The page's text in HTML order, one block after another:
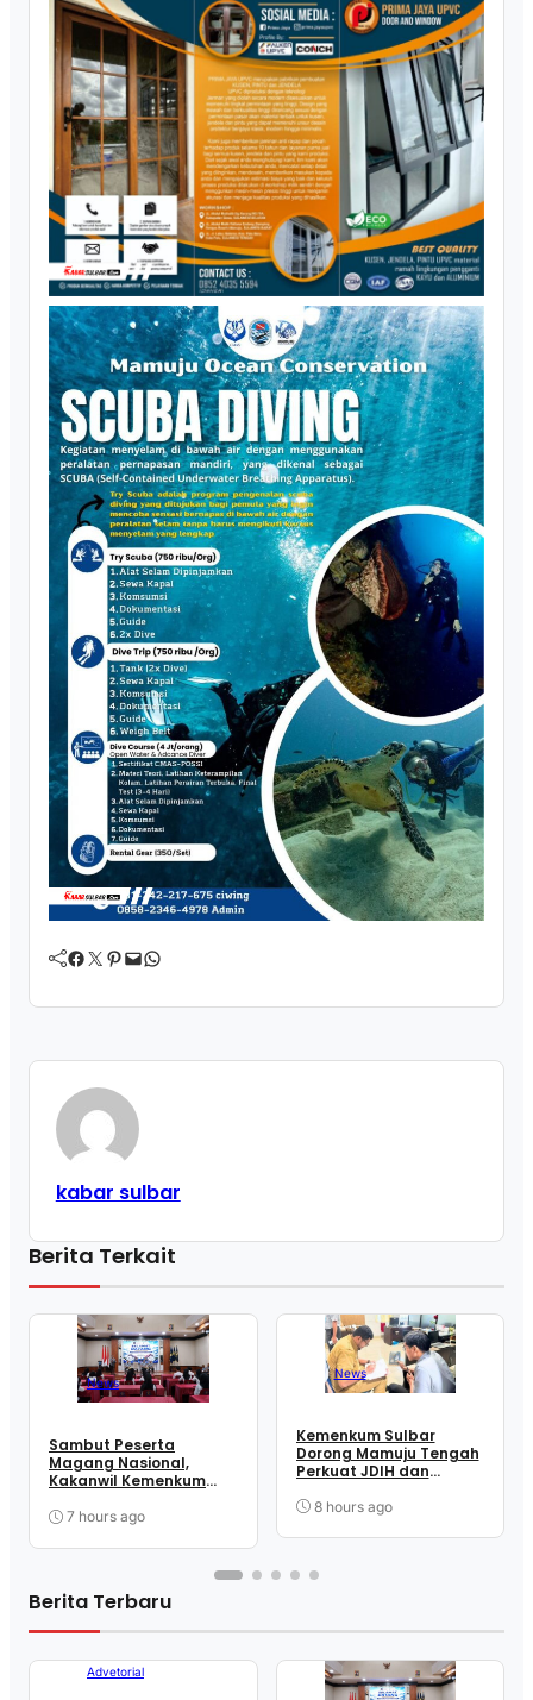
Facebook Twitter Pinterest Mail WhatsApp
kabar sulbar
Berita Terkait
News
Sambut Peserta
Magang Nasional,
Kakanwil Kemenkum
Disiplin dan
7 hours ago
News
Kemenkum Sulbar
Dorong Mamuju Tengah
Perkuat JDIH dan
SUARAKU
8 hours ago
Berita Terbaru
Advetorial